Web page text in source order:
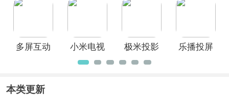
手TV版
多屏互动
小米电视
助手App
极米投影
仪手机投
乐播投屏
本类更新